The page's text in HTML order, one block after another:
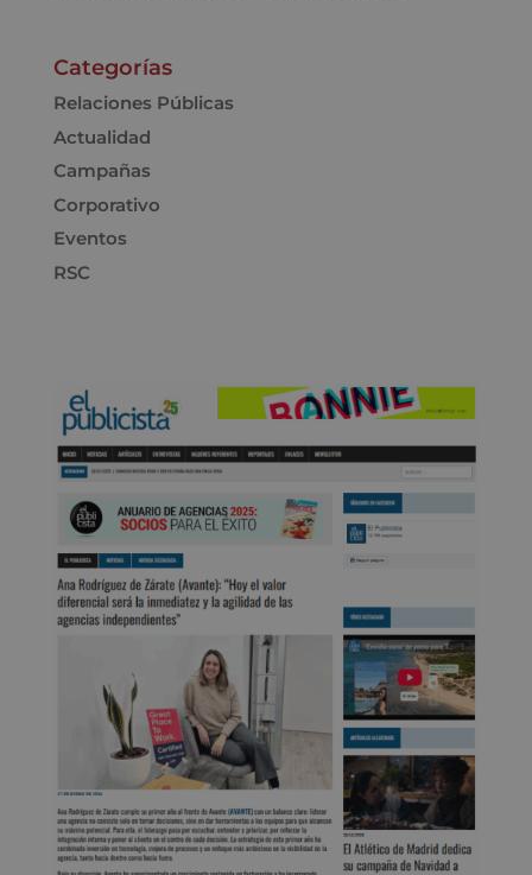
Categorías
Relaciones Públicas
Actualidad
Campañas
Corporativo
Eventos
RSC